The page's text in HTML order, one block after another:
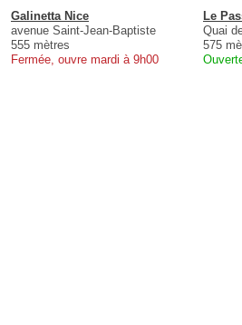
Galinetta Nice
avenue Saint-Jean-Baptiste
555 mètres
Fermée, ouvre mardi à 9h00
Le
Quai
575